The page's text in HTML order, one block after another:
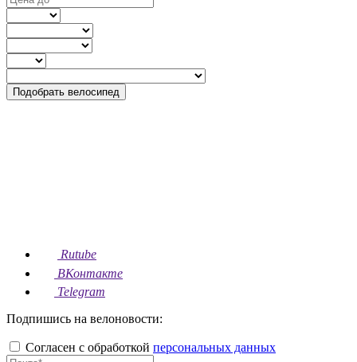
Подобрать велосипед
Rutube
ВКонтакте
Telegram
Подпишись на велоновости:
Согласен с обработкой персональных данных